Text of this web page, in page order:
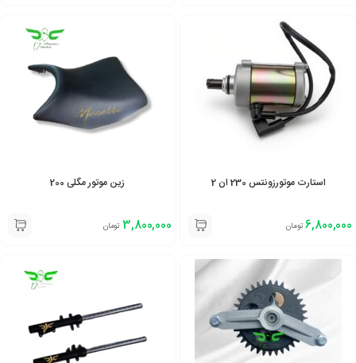
استارت موتورزونتس 230 ان 2
6,800,000 تومان
زین موتور مگلی 200
3,800,000 تومان